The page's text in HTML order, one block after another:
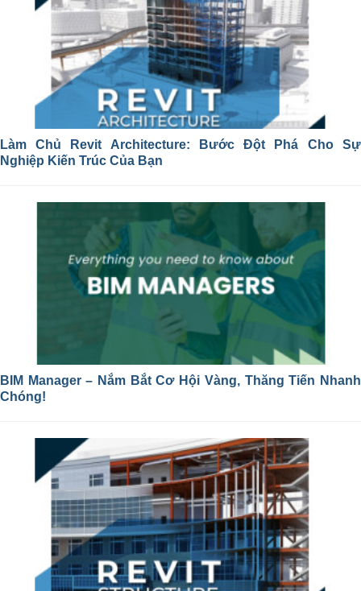
Làm Chủ Revit Architecture: Bước Đột Phá Cho Sự
Nghiệp Kiến Trúc Của Bạn
BIM Manager – Nắm Bắt Cơ Hội Vàng, Thăng Tiến Nhanh
Chóng!